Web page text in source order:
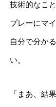
技術的なこ
プレーにマ
自分で分か
い。
「まあ、結